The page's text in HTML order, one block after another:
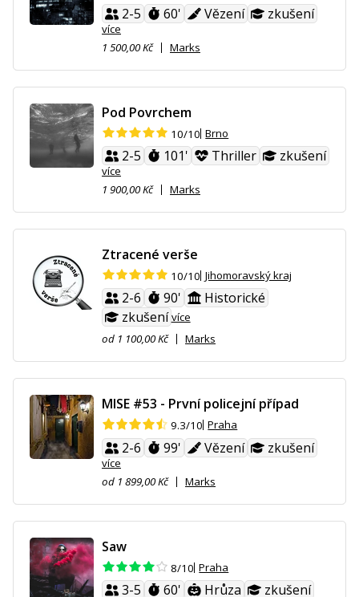
2-5 60' Vězení zkušení
více
1 500,00 Kč
Marks
Pod Povrchem
10/10 Brno
2-5 101' Thriller zkušení
více
1 900,00 Kč
Marks
Ztracené verše
10/10 Jihomoravský kraj
2-6 90'
Historické
zkušení více
od 1 100,00 Kč
Marks
MISE #53 - První policejní případ
9.3/10 Praha
2-6 99' Vězení zkušení
více
od 1 899,00 Kč
Marks
Saw
8/10 Praha
3-5 60' Hrůza zkušení